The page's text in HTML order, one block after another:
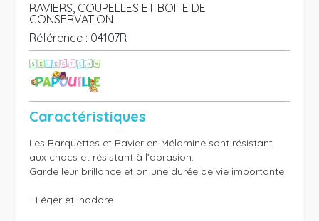
RAVIERS, COUPELLES ET BOITE DE
CONSERVATION
Référence : 04107R
Caractéristiques
Les Barquettes et Ravier en Mélaminé sont résistant
aux chocs et résistant à l’abrasion.
Garde leur brillance et on une durée de vie importante
- Léger et inodore